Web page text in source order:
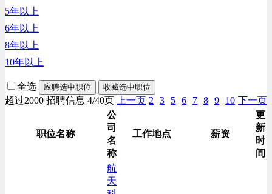
5年以上
6年以上
8年以上
10年以上
全选 应聘选中职位 收藏选中职位
超过2000 招聘信息 4/40页 上一页 2 3 5 6 7 8 9 10 下一页
职位名称
公
司
名
称
工作地点 薪资
更
新
时
间
航
天